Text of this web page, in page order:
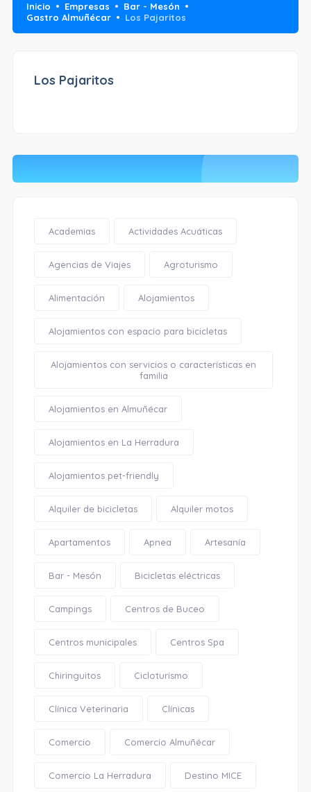
Inicio Empresas
Bar - Mesón
Gastro Almuñécar
Los Pajaritos
Los Pajaritos
Academias Actividades Acuáticas
Agencias de Viajes Agroturismo
Alimentación Alojamientos
Alojamientos con espacio para bicicletas
Alojamientos con servicios o características en
familia
Alojamientos en Almuñécar
Alojamientos en La Herradura
Alojamientos pet-friendly
Alquiler de bicicletas Alquiler motos
Apartamentos Apnea Artesanía
Bar - Mesón Bicicletas eléctricas
Campings Centros de Buceo
Centros municipales Centros Spa
Chiringuitos Cicloturismo
Clínica Veterinaria Clínicas
Comercio Comercio Almuñécar
Comercio La Herradura Destino MICE